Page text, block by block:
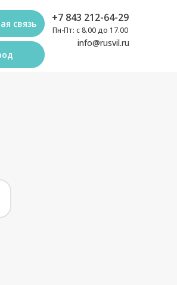
+7 843 212-64-29
Пн-Пт: с 8.00 до 17.00
info@rusvil.ru
связь